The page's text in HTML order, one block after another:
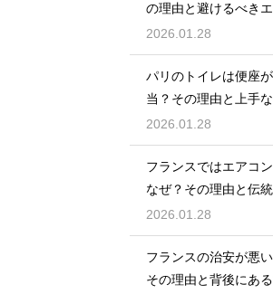
の理由と避けるべき
点
2026.01.28
パリのトイレは便座
当？その理由と上手
説
2026.01.28
フランスではエアコ
なぜ？その理由と伝
の工夫を解説
2026.01.28
フランスの治安が悪
その理由と背後にあ